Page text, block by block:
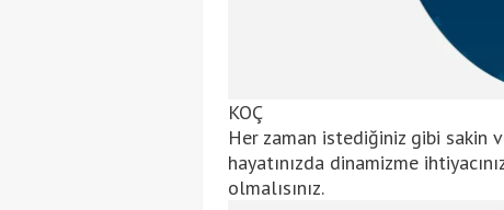
KOÇ
Her zaman istediğiniz gibi sakin
hayatınızda dinamizme
olmalısınız.